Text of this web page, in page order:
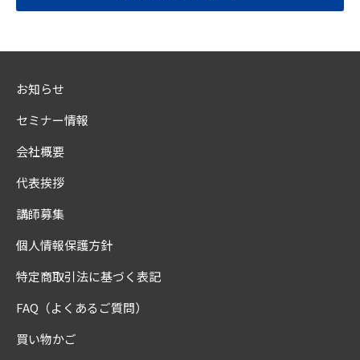
お知らせ
セミナー情報
会社概要
代表挨拶
講師募集
個人情報保護方針
特定商取引法に基づく表記
FAQ（よくあるご質問）
買い物かご